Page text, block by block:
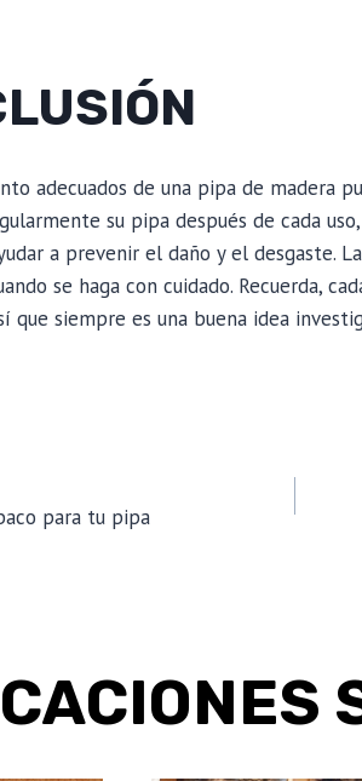
adecuados de una pipa de madera
su pipa después de cada
a prevenir el daño y el desgaste.
se haga con cuidado. Recuerda,
que siempre es una buena idea
para tu pipa